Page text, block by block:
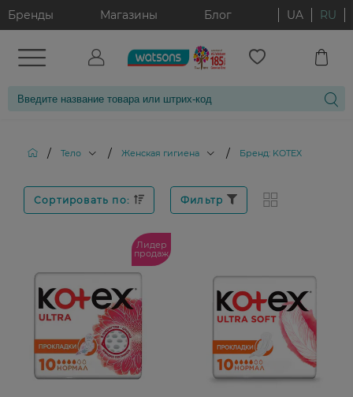
Бренды Магазины Блог UA RU
/ Тело / Женская гигиена / Бренд: KOTEX
Сортировать по: Фильтр
Лидер
продаж